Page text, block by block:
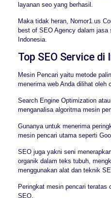
layanan seo yang berhasil.
Maka tidak heran, Nomor1.us
best of SEO Agency dalam jasa
Indonesia.
Top SEO Service di
Mesin Pencari yaitu metode
menerima web Anda dilihat oleh
Search Engine Optimization
menganalisa algoritma mesin
Gunanya untuk menerima
mesin pencari utama seperti
SEO juga yakni seni
organik dalam teks tubuh,
menggunakan alat dan teknik
Peringkat mesin pencari teratas
SEO.